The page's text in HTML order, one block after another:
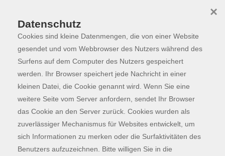
Skip to main content
Programm
Der Kurs konnte nicht gefunden werden.
Kontaktformular
Impressum
Datenschutz
Cookies sind kleine Datenmengen, die von einer Website
gesendet und vom Webbrowser des Nutzers während des
Surfens auf dem Computer des Nutzers gespeichert
werden. Ihr Browser speichert jede Nachricht in einer
kleinen Datei, die Cookie genannt wird. Wenn Sie eine
weitere Seite vom Server anfordern, sendet Ihr Browser
das Cookie an den Server zurück. Cookies wurden als
zuverlässiger Mechanismus für Websites entwickelt, um
sich Informationen zu merken oder die Surfaktivitäten des
Benutzers aufzuzeichnen. Bitte willigen Sie in die
×